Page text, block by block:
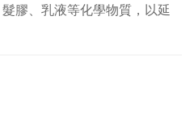
膠、乳液等化學物質，以延